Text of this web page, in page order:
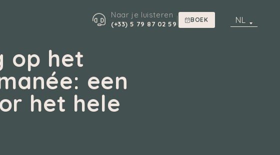
NL
Naar je luisteren
(+33) 5 79 87 02 59| BOEK
op het
een
het hele